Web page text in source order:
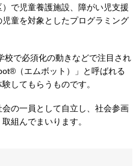
で児童養護施設、障がい児支援
童を対象としたプログラミング
校で必須化の動きなどで注目され
（エムボット）」と呼ばれる
してもらうものです。
の一員として自立し、社会参画
組んでまいります。